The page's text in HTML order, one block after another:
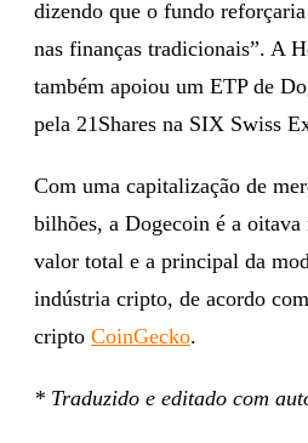
dizendo que o fundo
nas finanças tradicionais”. A
também apoiou um ETP de
pela 21Shares na SIX Swiss
Com uma capitalização de
bilhões, a Dogecoin é a
valor total e a principal da
indústria cripto, de acordo
cripto CoinGecko.
* Traduzido e editado com